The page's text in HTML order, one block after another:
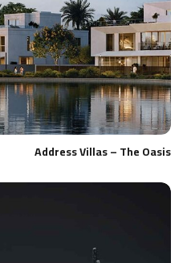
Address Villas – The Oasis